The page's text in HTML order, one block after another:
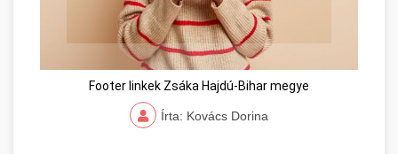
Footer linkek Zsáka Hajdú-Bihar megye
Írta: Kovács Dorina